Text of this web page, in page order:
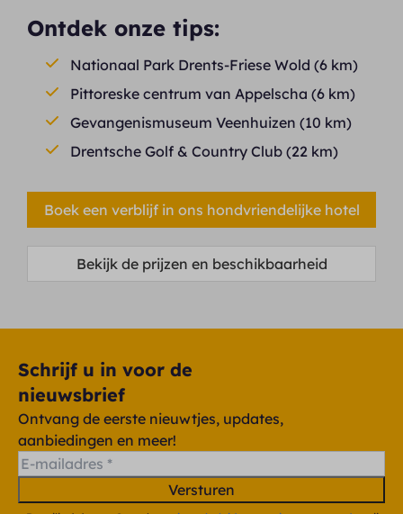
Ontdek onze tips:
Nationaal Park Drents-Friese Wold (6 km)
Pittoreske centrum van Appelscha (6 km)
Gevangenismuseum Veenhuizen (10 km)
Drentsche Golf & Country Club (22 km)
Boek een verblijf in ons hondvriendelijke hotel
Bekijk de prijzen en beschikbaarheid
Schrijf u in voor de
nieuwsbrief
Ontvang de eerste nieuwtjes, updates,
aanbiedingen en meer!
Versturen